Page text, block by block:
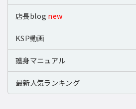
店長blog new
KSP動画
護身マニュアル
最新人気ランキング